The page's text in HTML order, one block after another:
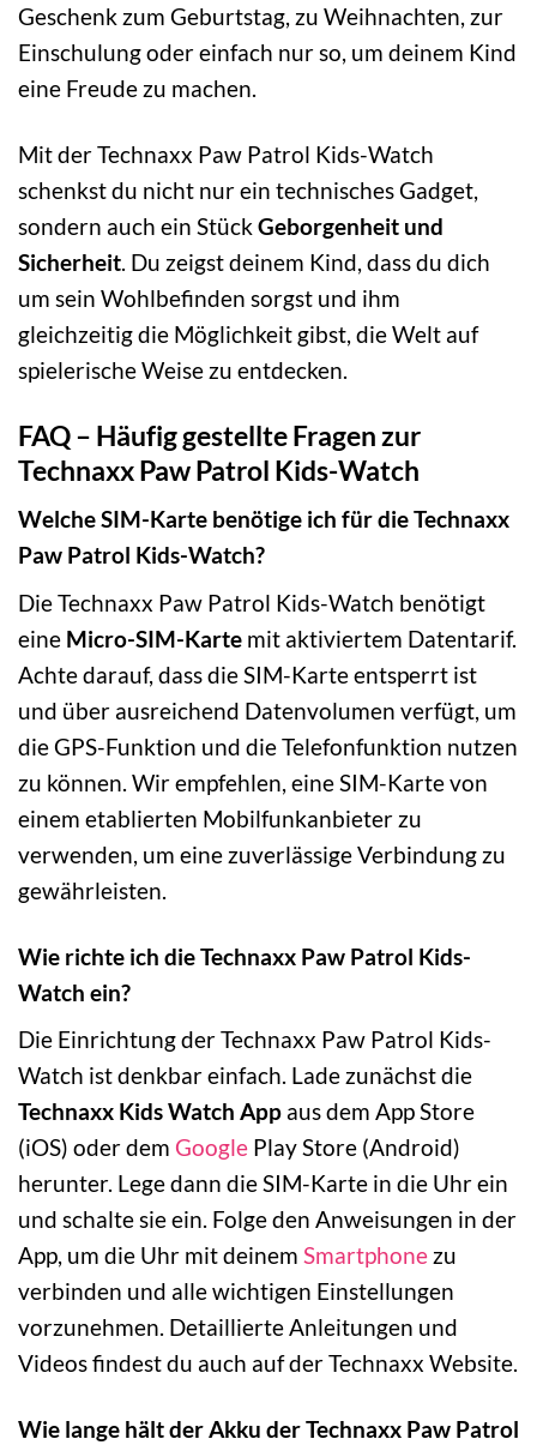
Geschenk zum Geburtstag, zu Weihnachten, zur
Einschulung oder einfach nur so, um deinem Kind
eine Freude zu machen.
Mit der Technaxx Paw Patrol Kids-Watch
schenkst du nicht nur ein technisches Gadget,
sondern auch ein StückGeborgenheit und
Sicherheit. Du zeigst deinem Kind, dass du dich
um sein Wohlbefinden sorgst und ihm
gleichzeitig die Möglichkeit gibst, die Welt auf
spielerische Weise zu entdecken.
FAQ – Häufig gestellte Fragen zur
Technaxx Paw Patrol Kids-Watch
Welche SIM-Karte benötige ich für die Technaxx
Paw Patrol Kids-Watch?
Die Technaxx Paw Patrol Kids-Watch benötigt
eine Micro-SIM-Karte mit aktiviertem Datentarif.
Achte darauf, dass die SIM-Karte entsperrt ist
und über ausreichend Datenvolumen verfügt, um
die GPS-Funktion und die Telefonfunktion nutzen
zu können. Wir empfehlen, eine SIM-Karte von
einem etablierten Mobilfunkanbieter zu
verwenden, um eine zuverlässige Verbindung zu
gewährleisten.
Wie richte ich die Technaxx Paw Patrol Kids-
Watch ein?
Die Einrichtung der Technaxx Paw Patrol Kids-
Watch ist denkbar einfach. Lade zunächst die
Technaxx Kids Watch App aus dem App Store
(iOS) oder dem Google Play Store (Android)
herunter. Lege dann die SIM-Karte in die Uhr ein
und schalte sie ein. Folge den Anweisungen in der
App, um die Uhr mit deinem Smartphone zu
verbinden und alle wichtigen Einstellungen
vorzunehmen. Detaillierte Anleitungen und
Videos findest du auch auf der Technaxx Website.
Wie lange hält der Akku der Technaxx Paw Patrol